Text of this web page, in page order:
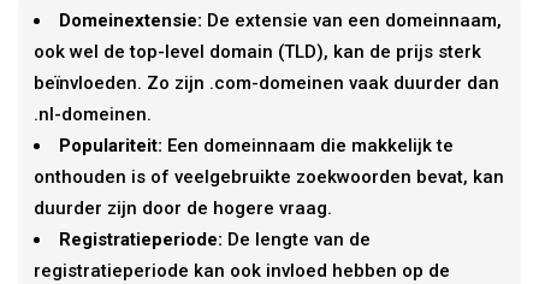
Domeinextensie: De extensie van een domeinnaam,
ook wel de top-level domain (TLD), kan de prijs sterk
beïnvloeden. Zo zijn .com-domeinen vaak duurder dan
.nl-domeinen.
Populariteit: Een domeinnaam die makkelijk te
onthouden is of veelgebruikte zoekwoorden bevat, kan
duurder zijn door de hogere vraag.
Registratieperiode: De lengte van de
registratieperiode kan ook invloed hebben op de